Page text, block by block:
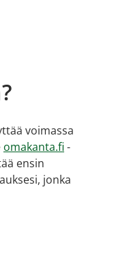
voimassa
omakanta.fi -
ensin
jonka